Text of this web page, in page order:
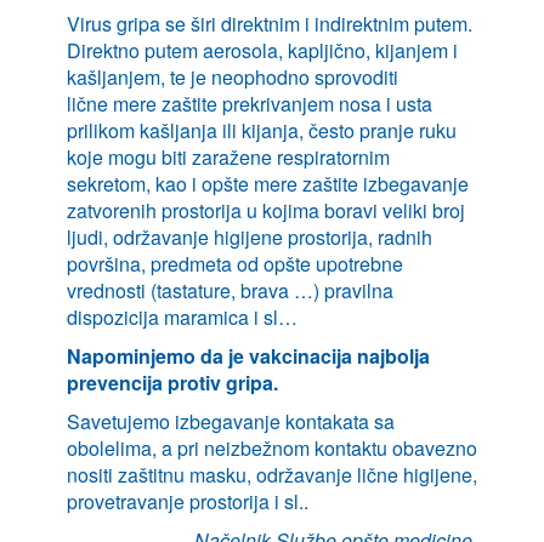
Virus gripa se širi direktnim i indirektnim putem.
Direktno putem aerosola, kapljično, kijanjem i
kašljanjem, te je neophodno sprovoditi
lične mere zaštite prekrivanjem nosa i usta
prilikom kašljanja ili kijanja, često pranje ruku
koje mogu biti zaražene respiratornim
sekretom, kao i opšte mere zaštite izbegavanje
zatvorenih prostorija u kojima boravi veliki broj
ljudi, održavanje higijene prostorija, radnih
površina, predmeta od opšte upotrebne
vrednosti (tastature, brava …) pravilna
dispozicija maramica i sl…
Napominjemo da je vakcinacija najbolja
prevencija protiv gripa.
Savetujemo izbegavanje kontakata sa
obolelima, a pri neizbežnom kontaktu obavezno
nositi zaštitnu masku, održavanje lične higijene,
provetravanje prostorija i sl..